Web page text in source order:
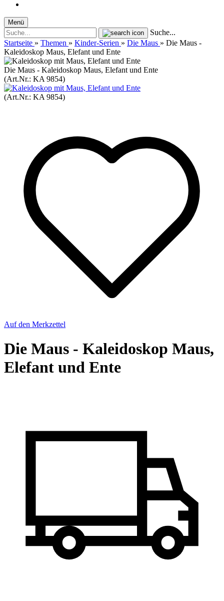
Menü
Suche...
Startseite » Themen » Kinder-Serien » Die Maus » Die Maus -
Kaleidoskop Maus, Elefant und Ente
Die Maus - Kaleidoskop Maus, Elefant und Ente
(Art.Nr.: KA 9854)
(Art.Nr.: KA 9854)
Auf den Merkzettel
Die Maus - Kaleidoskop Maus,
Elefant und Ente